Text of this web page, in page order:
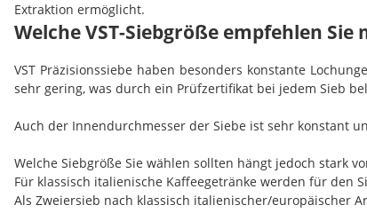
Extraktion ermöglicht.
Welche VST-Siebgröße empfehlen Sie
VST Präzisionssiebe haben besonders konstante
sehr gering, was durch ein Prüfzertifikat bei jedem Sieb
Auch der Innendurchmesser der Siebe ist sehr konstant
Welche Siebgröße Sie wählen sollten hängt jedoch stark
Für klassisch italienische Kaffeegetränke werden für den
Als Zweiersieb nach klassisch italienischer/europäischer